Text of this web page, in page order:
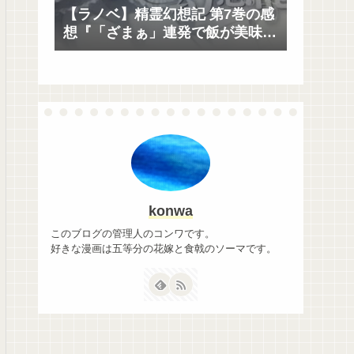
【ラノベ】精霊幻想記 第7巻の感
想『「ざまぁ」連発で飯が美味
い』
konwa
このブログの管理人のコンワです。
好きな漫画は五等分の花嫁と食戟のソーマです。